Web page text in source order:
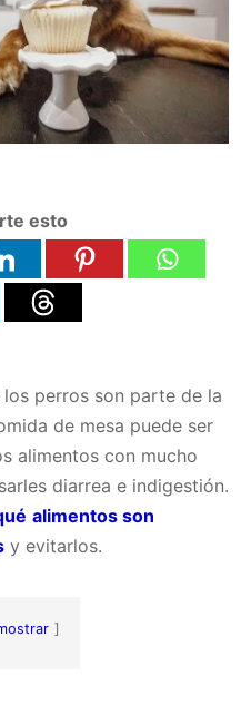
esto
perros son parte de la
de mesa puede ser
alimentos con mucho
diarrea e indigestión.
alimentos son
y evitarlos.